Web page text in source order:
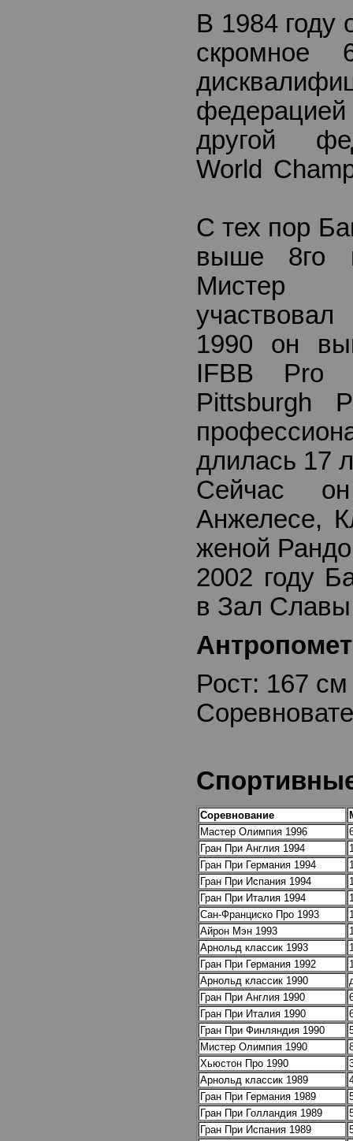
В 1984 году
другой
World
С тех пор
выше 8го
Мистер
1990 он
IFBB
Pittsburgh
длилась 17
Сейчас
Анжелесе,
женой
2002 году
в Зал
Рост: 167
Соревнование
Мастер Олимпия 1996
Гран При Англия 1994
Гран При Германия 1994
Гран При Испания 1994
Гран При Италия 1994
Сан-Франциско Про 1993
Айрон Мэн 1993
Арнольд классик 1993
Гран При Германия 1992
Арнольд классик 1990
Гран При Англия 1990
Гран При Италия 1990
Гран При Финляндия 1990
Мистер Олимпия 1990
Хьюстон Про 1990
Арнольд классик 1989
Гран При Германия 1989
Гран При Голландия 1989
Гран При Испания 1989